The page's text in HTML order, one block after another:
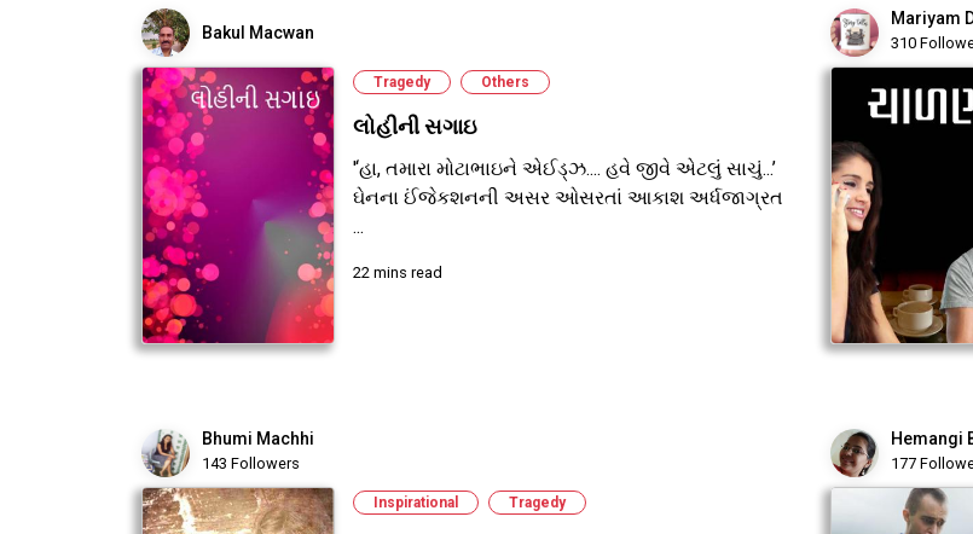
Bakul Macwan
Tragedy Others
લોહીની સગાઇ
'‘હા, તમારા મોટાભાઇને એઈડ્ઝ.... હવે જીવે એટલું સાચું...’
ઘેનના ઈંજેકશનની અસર ઓસરતાં આકાશ અર્ધજાગ્રત
...
22 mins read
Mariyam
310
Bhumi Machhi
143 Followers
Inspirational Tragedy
Hemangi
177